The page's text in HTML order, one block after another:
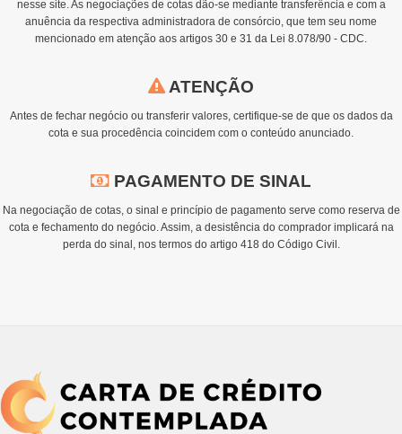
nesse site. As negociações de cotas dão-se mediante transferência e com a
anuência da respectiva administradora de consórcio, que tem seu nome
mencionado em atenção aos artigos 30 e 31 da Lei 8.078/90 - CDC.
ATENÇÃO
Antes de fechar negócio ou transferir valores, certifique-se de que os dados da
cota e sua procedência coincidem com o conteúdo anunciado.
PAGAMENTO DE SINAL
Na negociação de cotas, o sinal e princípio de pagamento serve como reserva de
cota e fechamento do negócio. Assim, a desistência do comprador implicará na
perda do sinal, nos termos do artigo 418 do Código Civil.